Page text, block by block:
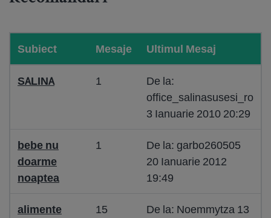
Subiect Mesaje Ultimul Mesaj
SALINA 1
De la:
office_salinasusesi_ro
3 Ianuarie 2010 20:29
bebe nu
doarme
noaptea
1
De la: garbo260505
20 Ianuarie 2012
19:49
alimente
15
De la: Noemmytza 13